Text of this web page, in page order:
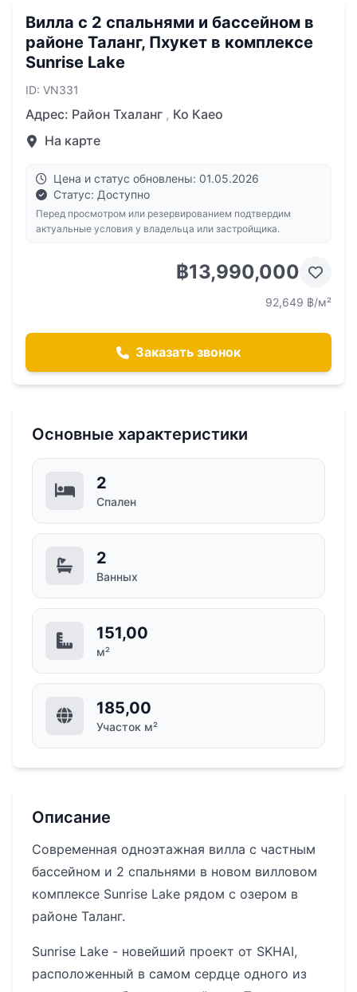
Вилла с 2 спальнями и бассейном в
районе Таланг, Пхукет в комплексе
Sunrise Lake
ID: VN331
Адрес: Район Тхаланг , Ко Каео
На карте
Цена и статус обновлены: 01.05.2026
Статус: Доступно
Перед просмотром или резервированием подтвердим
актуальные условия у владельца или застройщика.
฿13,990,000
92,649 ฿/м²
Заказать звонок
Основные характеристики
2
Спален
2
Ванных
151,00
м²
185,00
Участок м²
Описание
Современная одноэтажная вилла с частным
бассейном и 2 спальнями в новом вилловом
комплексе Sunrise Lake рядом с озером в
районе Таланг.
Sunrise Lake - новейший проект от SKHAI,
расположенный в самом сердце одного из